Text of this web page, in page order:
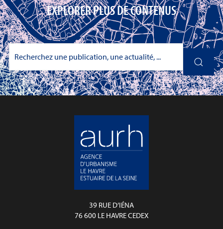
EXPLORER PLUS DE CONTENUS
39 RUE D’IÉNA
76 600 LE HAVRE CEDEX